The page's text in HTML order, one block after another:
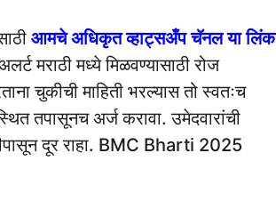
आमचे अधिकृत व्हाट्सअँप चॅनल या लिंक
मराठी मध्ये मिळवण्यासाठी रोज
चुकीची माहिती भरल्यास तो स्वतःच
तपासूनच अर्ज करावा. उमेदवारांची
दूर राहा. BMC Bharti 2025